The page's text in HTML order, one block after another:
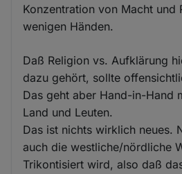
Konzentration von Macht und
wenigen Händen.
Daß Religion vs. Aufklärung
dazu gehört, sollte
Das geht aber Hand-in-Hand
Land und Leuten.
Das ist nichts wirklich neues.
auch die westliche/nördliche
Trikontisiert wird, also daß